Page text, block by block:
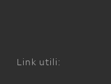
Link utili: